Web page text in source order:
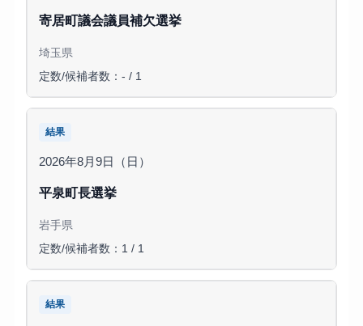
寄居町議会議員補欠選挙
埼玉県
定数/候補者数：- / 1
結果
2026年8月9日（日）
平泉町長選挙
岩手県
定数/候補者数：1 / 1
結果